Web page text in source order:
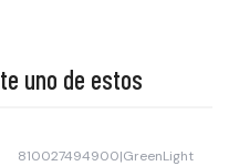
uno de estos
810027494900|GreenLight